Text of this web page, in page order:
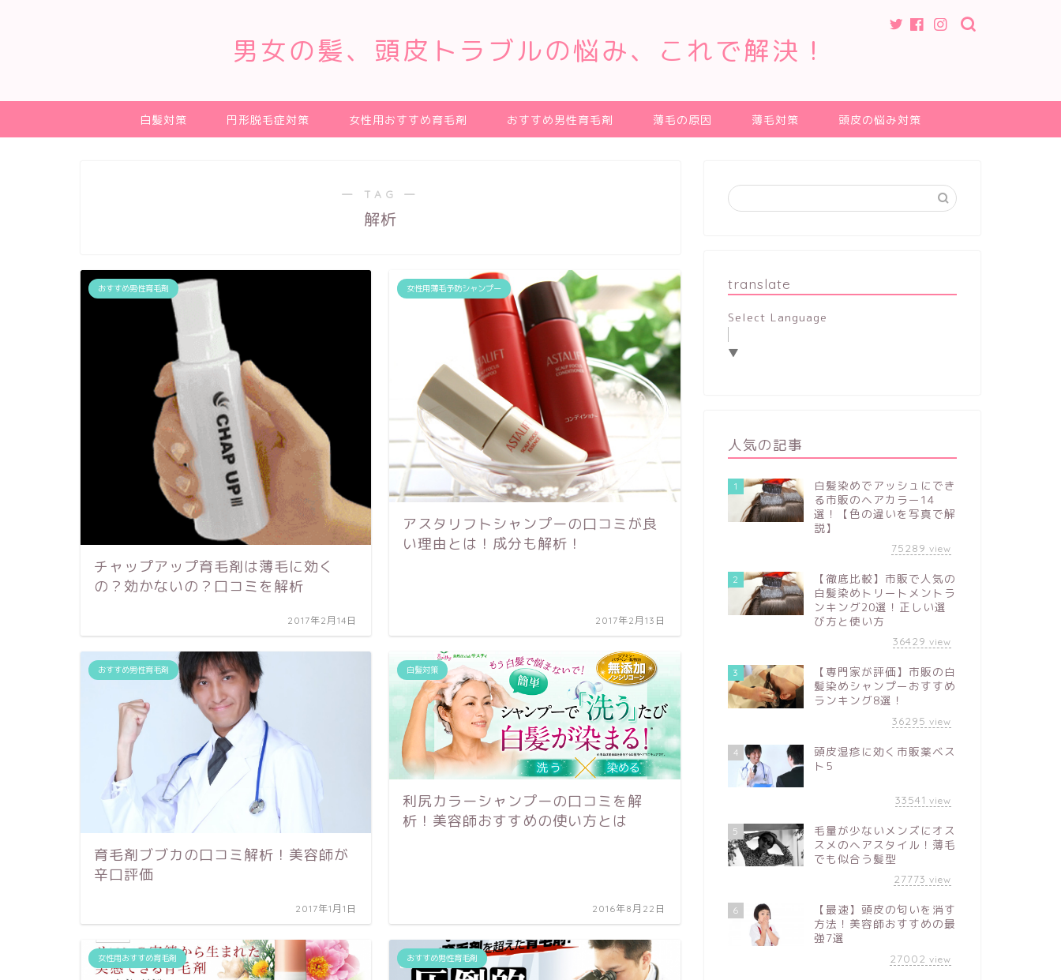
男女の髪、頭皮トラブルの悩み、これで解決！
白髪対策 円形脱毛症対策 女性用おすすめ育毛剤 おすすめ男性育毛剤 薄毛の原因 薄毛対策 頭皮の悩み対策
― TAG ―
解析
おすすめ男性育毛剤
チャップアップ育毛剤は薄毛に効く
の？効かないの？口コミを解析
2017年2月14日
女性用薄毛予防シャンプー
アスタリフトシャンプーの口コミが良
い理由とは！成分も解析！
2017年2月13日
おすすめ男性育毛剤
育毛剤ブブカの口コミ解析！美容師が
辛口評価
2017年1月1日
白髪対策
利尻カラーシャンプーの口コミを解
析！美容師おすすめの使い方とは
2016年8月22日
女性用おすすめ育毛剤 おすすめ男性育毛剤
translate
Select Language
▼
人気の記事
1
白髪染めでアッシュにでき
る市販のヘアカラー14
選！【色の違いを写真で解
説】
75289 view
2
【徹底比較】市販で人気の
白髪染めトリートメントラ
ンキング20選！正しい選
び方と使い方
36429 view
3
【専門家が評価】市販の白
髪染めシャンプーおすすめ
ランキング8選！
36295 view
4
頭皮湿疹に効く市販薬ベス
ト5
33541 view
5
毛量が少ないメンズにオス
スメのヘアスタイル！薄毛
でも似合う髪型
27773 view
6
【最速】頭皮の匂いを消す
方法！美容師おすすめの最
強7選
27002 view